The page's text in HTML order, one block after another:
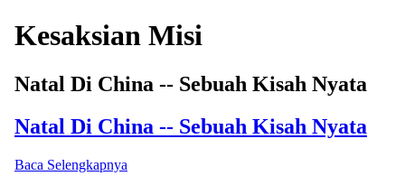
Kesaksian Misi
Natal Di China -- Sebuah Kisah Nyata
Natal Di China -- Sebuah Kisah Nyata
Baca Selengkapnya